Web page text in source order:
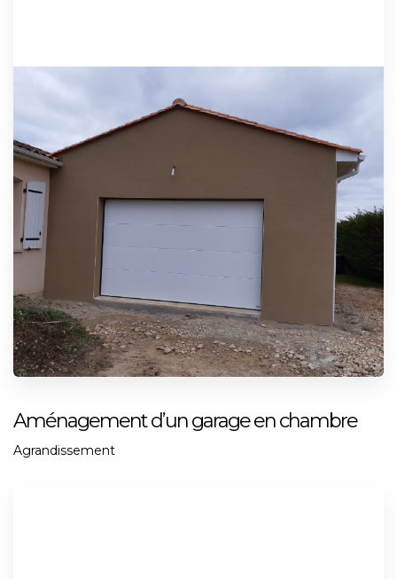
Aménagement d’un garage en chambre
Agrandissement